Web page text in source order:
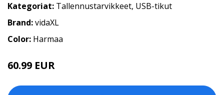
Kategoriat: Tallennustarvikkeet, USB-tikut
Brand:vidaXL
Color: Harmaa
60.99 EUR